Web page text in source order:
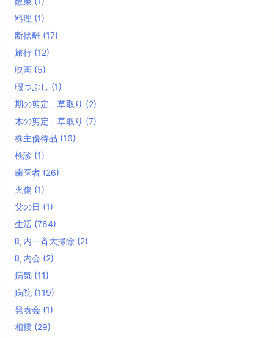
料理 (1)
断捨離 (17)
旅行 (12)
映画 (5)
暇つぶし (1)
期の剪定、草取り (2)
木の剪定、草取り (7)
株主優待品 (16)
検診 (1)
歯医者 (26)
火傷 (1)
父の日 (1)
生活 (764)
町内一斉大掃除 (2)
町内会 (2)
病気 (11)
病院 (119)
発表会 (1)
相撲 (29)